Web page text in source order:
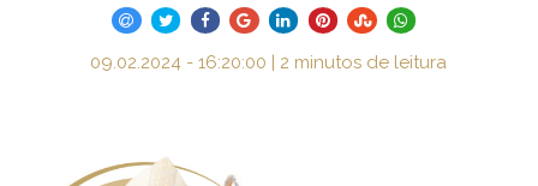
09.02.2024 - 16:20:00 | 2 minutos de leitura